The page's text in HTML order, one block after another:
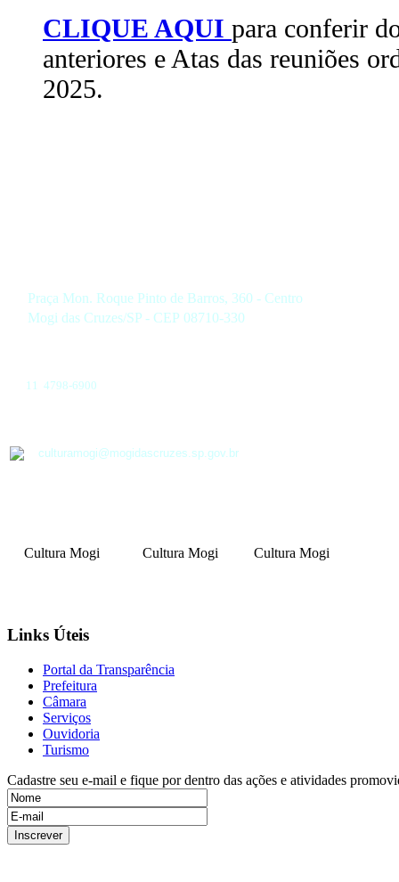
CLIQUE AQUI para conferir
anteriores e Atas das reuniões
2025.
Praça Mon. Roque Pinto de Barros, 360 - Centro
Mogi das Cruzes/SP - CEP 08710-330
11 4798-6900
culturamogi@mogidascruzes.sp.gov.br
Cultura Mogi Cultura Mogi Cultura Mogi
Links Úteis
Portal da Transparência
Prefeitura
Câmara
Serviços
Ouvidoria
Turismo
Cadastre seu e-mail e fique por dentro das ações e atividades